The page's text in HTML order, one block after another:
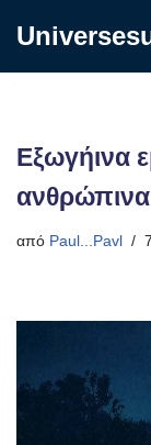
Εξωγήινα
από Paul...Pavl